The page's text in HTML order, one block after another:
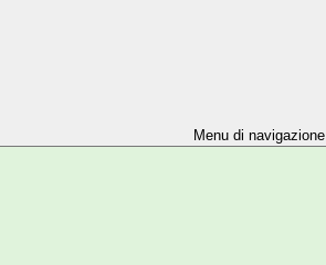
Menu di navigazione